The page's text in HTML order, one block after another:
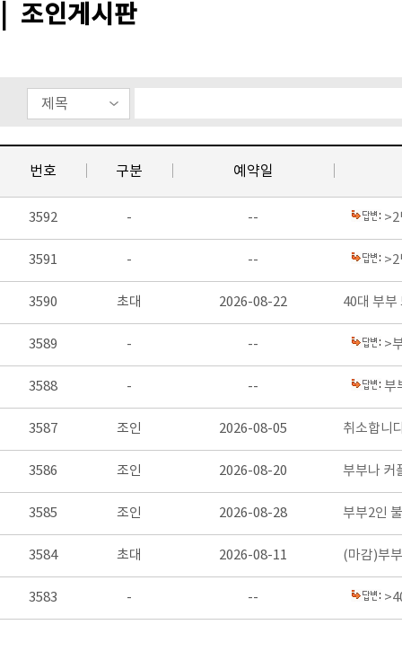
조인게시판
번호 구분 예약일
3592 - -- >2
3591 - -- >2
3590 초대 2026-08-22 40대 부부
3589 - -- >
3588 - -- 부
3587 조인 2026-08-05 취소합니
3586 조인 2026-08-20 부부나 커
3585 조인 2026-08-28 부부2인
3584 초대 2026-08-11 (마감)부
3583 - --